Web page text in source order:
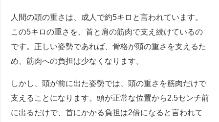
人間の頭の重さは、成人で約5キロと言われています。
この5キロの重さを、首と肩の筋肉で支え続けているの
です。正しい姿勢であれば、骨格が頭の重さを支えるた
め、筋肉への負担は少なくなります。
しかし、頭が前に出た姿勢では、頭の重さを筋肉だけで
支えることになります。頭が正常な位置から2.5センチ前
に出るだけで、首にかかる負担は2倍になると言われて